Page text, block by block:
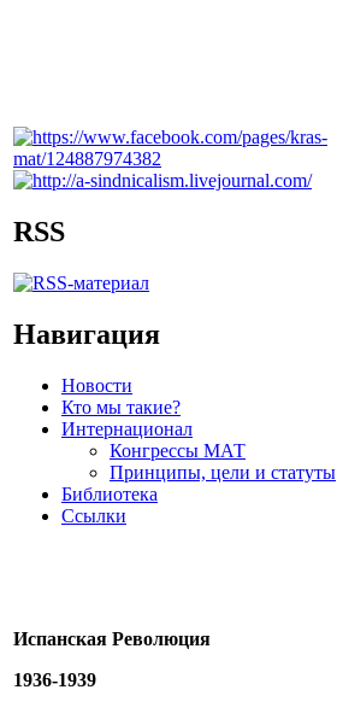
RSS
Навигация
Новости
Кто мы такие?
Интернационал
Конгрессы МАТ
Принципы, цели и статуты
Библиотека
Ссылки
Испанская Революция
1936-1939